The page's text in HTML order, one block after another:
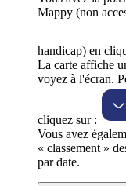
Mappy (non
handicap) en
La carte affiche
voyez à l'écran.
cliquez sur :
Vous avez
« classement »
par date.